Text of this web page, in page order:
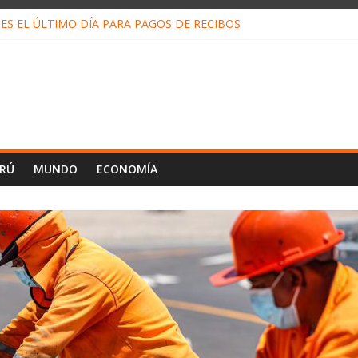
EL ÚLTIMO DÍA PARA PAGOS DE RECIBOS
MUNDO ECONOMÍA